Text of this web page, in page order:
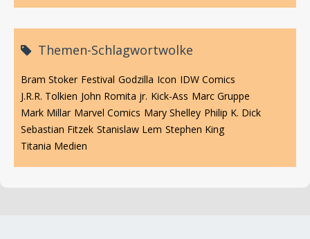
Themen-Schlagwortwolke
Bram Stoker Festival Godzilla Icon IDW Comics
J.R.R. Tolkien John Romita jr. Kick-Ass Marc Gruppe
Mark Millar Marvel Comics Mary Shelley Philip K. Dick
Sebastian Fitzek Stanislaw Lem Stephen King
Titania Medien